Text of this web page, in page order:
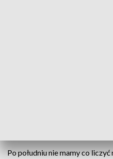
Po południu nie mamy co